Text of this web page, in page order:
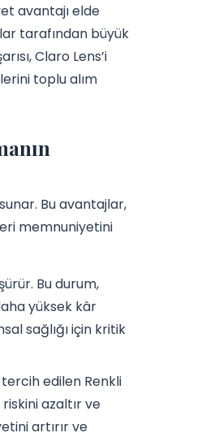
avantajı elde
tarafından büyük
Claro Lens’i
toplu alım
Bu avantajlar,
memnuniyetini
Bu durum,
yüksek kâr
sağlığı için kritik
edilen Renkli
azaltır ve
artırır ve